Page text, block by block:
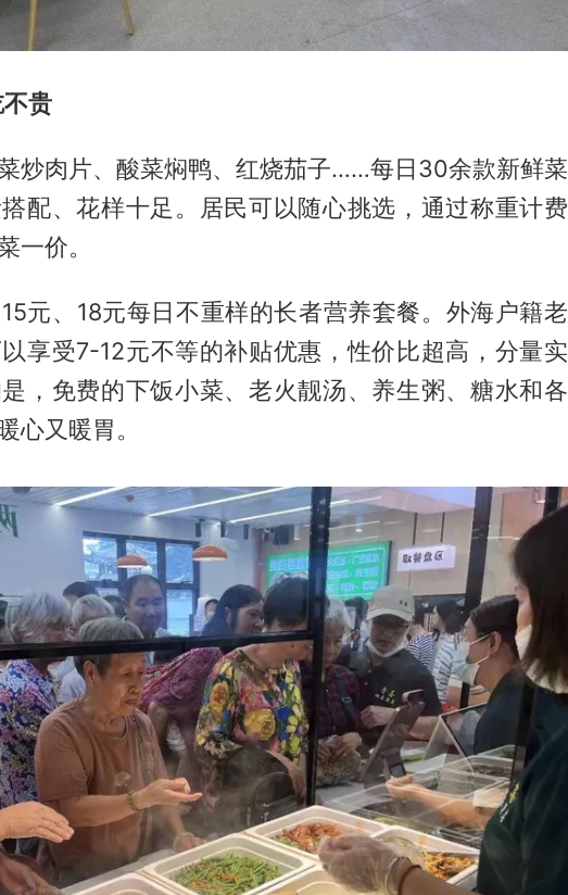
贵
炒肉片、酸菜焖鸭、红烧茄子……每日30余款新鲜菜
配、花样十足。居民可以随心挑选，通过称重计费
一价。
元、18元每日不重样的长者营养套餐。外海户籍老
享受7-12元不等的补贴优惠，性价比超高，分量实
，免费的下饭小菜、老火靓汤、养生粥、糖水和各
心又暖胃。